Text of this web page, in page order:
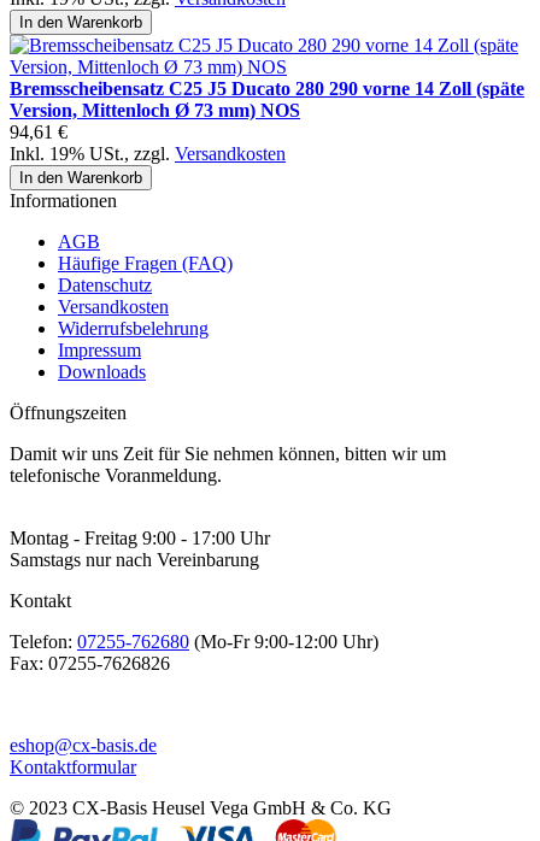
In den Warenkorb
Bremsscheibensatz C25 J5 Ducato 280 290 vorne 14 Zoll (späte
Version, Mittenloch Ø 73 mm) NOS
94,61 €
Inkl. 19% USt., zzgl. Versandkosten
In den Warenkorb
Informationen
AGB
Häufige Fragen (FAQ)
Datenschutz
Versandkosten
Widerrufsbelehrung
Impressum
Downloads
Öffnungszeiten
Damit wir uns Zeit für Sie nehmen können, bitten wir um
telefonische Voranmeldung.
Montag - Freitag 9:00 - 17:00 Uhr
Samstags nur nach Vereinbarung
Kontakt
Telefon: 07255-762680 (Mo-Fr 9:00-12:00 Uhr)
Fax: 07255-7626826
eshop@cx-basis.de
Kontaktformular
© 2023 CX-Basis Heusel Vega GmbH & Co. KG